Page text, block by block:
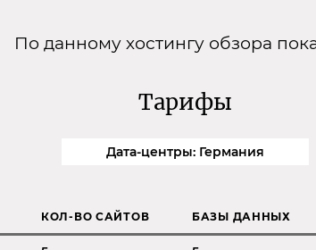
По данному хостингу обзора
Тарифы
Дата-центры: Германия
КОЛ-ВО САЙТОВ БАЗЫ ДАННЫХ